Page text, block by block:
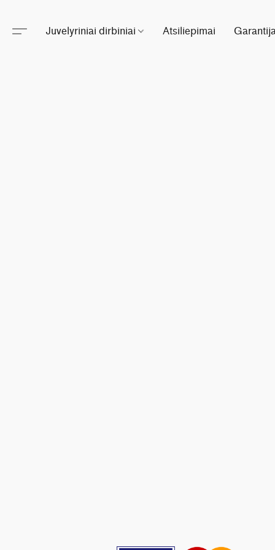
Juvelyriniai dirbiniai Atsiliepimai